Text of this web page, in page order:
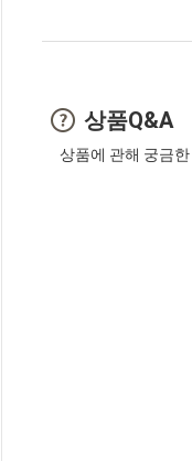
상품Q&A
상품에 관해 궁금